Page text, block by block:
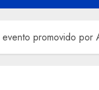
promovido por